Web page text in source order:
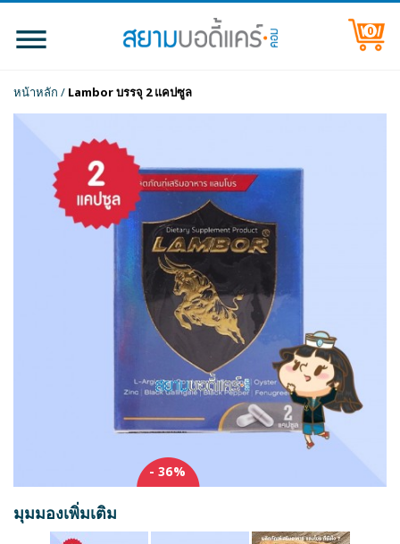
0
หน้าหลัก / Lambor บรรจุ 2 แคปซูล
- 36%
มุมมองเพิ่มเติม